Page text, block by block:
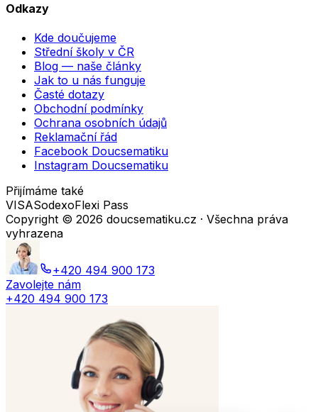
Odkazy
Kde doučujeme
Střední školy v ČR
Blog — naše články
Jak to u nás funguje
Časté dotazy
Obchodní podmínky
Ochrana osobních údajů
Reklamační řád
Facebook Doucsematiku
Instagram Doucsematiku
Přijímáme také
VISASodexoFlexi Pass
Copyright © 2026 doucsematiku.cz · Všechna práva
vyhrazena
+420 494 900 173
Zavolejte nám
+420 494 900 173